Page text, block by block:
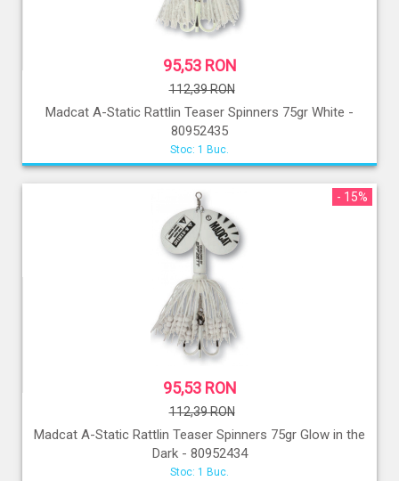
95,53 RON
112,39 RON
Madcat A-Static Rattlin Teaser Spinners 75gr White -
80952435
Stoc: 1 Buc.
- 15%
95,53 RON
112,39 RON
Madcat A-Static Rattlin Teaser Spinners 75gr Glow in the
Dark - 80952434
Stoc: 1 Buc.